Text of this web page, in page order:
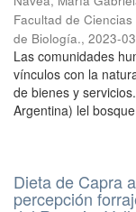
Facultad de
de Biología., 2023-
Las comunidades
vínculos con la
de bienes y
Argentina) lel
Dieta de Capra
percepción